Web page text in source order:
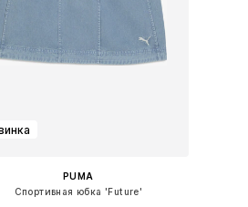
PUMA
Спортивная юбка 'Future'